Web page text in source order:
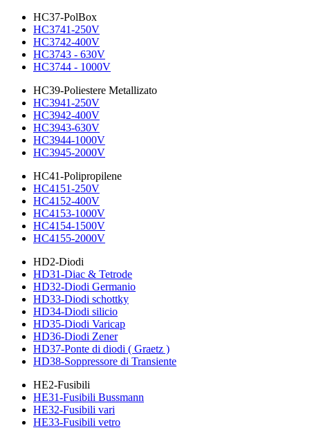
HC37-PolBox
HC3741-250V
HC3742-400V
HC3743 - 630V
HC3744 - 1000V
HC39-Poliestere Metallizato
HC3941-250V
HC3942-400V
HC3943-630V
HC3944-1000V
HC3945-2000V
HC41-Polipropilene
HC4151-250V
HC4152-400V
HC4153-1000V
HC4154-1500V
HC4155-2000V
HD2-Diodi
HD31-Diac & Tetrode
HD32-Diodi Germanio
HD33-Diodi schottky
HD34-Diodi silicio
HD35-Diodi Varicap
HD36-Diodi Zener
HD37-Ponte di diodi ( Graetz )
HD38-Soppressore di Transiente
HE2-Fusibili
HE31-Fusibili Bussmann
HE32-Fusibili vari
HE33-Fusibili vetro